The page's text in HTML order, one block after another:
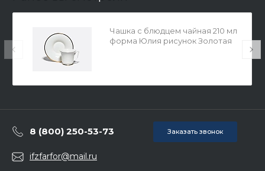
Чашка с блюдцем чайная 210 мл
форма Юлия рисунок Золотая
8 (800) 250-53-73 Заказать звонок
ifzfarfor@mail.ru